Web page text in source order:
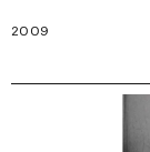
2009